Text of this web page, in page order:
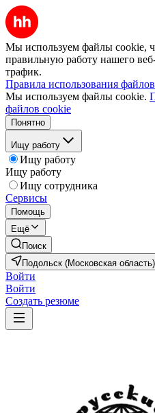
Мы используем файлы cookie,
правильную работу нашего
трафик.
Правила использования
Мы используем файлы cookie.
файлов cookie
Понятно
Ищу работу
Ищу работу
Ищу работу
Ищу сотрудника
Сервисы
Помощь
Ещё
Поиск
Подольск (Московская область)
Войти
Войти
Создать резюме